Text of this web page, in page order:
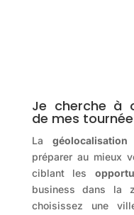
Je cherche à
de mes
La géolocalisation
préparer au mieux
ciblant les
business dans la
choisissez une